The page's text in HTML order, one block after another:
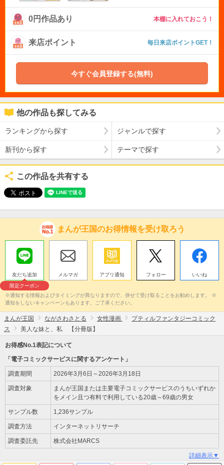
0円作品あり 本棚に入れておこう！
来店ポイント 毎日来店ポイントGET！
今すぐ会員登録する(無料)
他の作品も探してみる
ランキングから探す ジャンルで探す
新刊から探す テーマで探す
この作品を共有する
まんが王国のお得情報を受け取ろう
友だち追加
限定クーポン
メルマガ アプリ通知 フォロー いいね
※通知する情報およびタイミングが異なりますので、併せて受け取ることをお勧めします。 ※
通知をしないキャンペーンもあります。ご了承ください。
まんが王国 ながさわさとる 女性漫画
プティルファンタジーコミック
ス
美人な妹と、私 【分冊版】
お得感No.1表記について
「電子コミックサービスに関するアンケート」
調査期間 2026年3月6日～2026年3月18日
調査対象
まんが王国または主要電子コミックサービスのうちいずれか
をメイン且つ有料で利用している20歳～69歳の男女
サンプル数 1,236サンプル
調査方法 インターネットリサーチ
調査委託先 株式会社MARCS
詳細表示▼